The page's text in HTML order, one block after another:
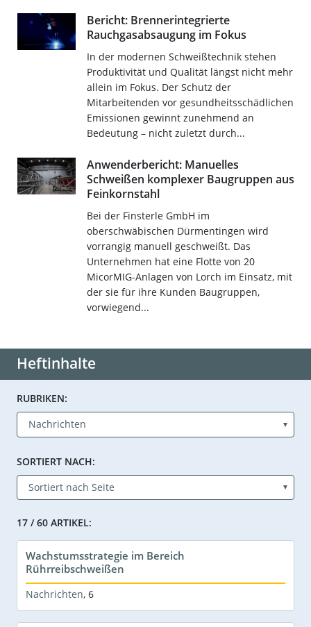
Bericht: Brennerintegrierte
Rauchgasabsaugung im Fokus
In der modernen Schweißtechnik stehen
Produktivität und Qualität längst nicht mehr
allein im Fokus. Der Schutz der
Mitarbeitenden vor gesundheitsschädlichen
Emissionen gewinnt zunehmend an
Bedeutung – nicht zuletzt durch...
Anwenderbericht: Manuelles
Schweißen komplexer Baugruppen aus
Feinkornstahl
Bei der Finsterle GmbH im
oberschwäbischen Dürmentingen wird
vorrangig manuell geschweißt. Das
Unternehmen hat eine Flotte von 20
MicorMIG-Anlagen von Lorch im Einsatz, mit
der sie für ihre Kunden Baugruppen,
vorwiegend...
Heftinhalte
RUBRIKEN:
SORTIERT NACH:
17 / 60 ARTIKEL:
Wachstumsstrategie im Bereich
Rührreibschweißen
Nachrichten, 6